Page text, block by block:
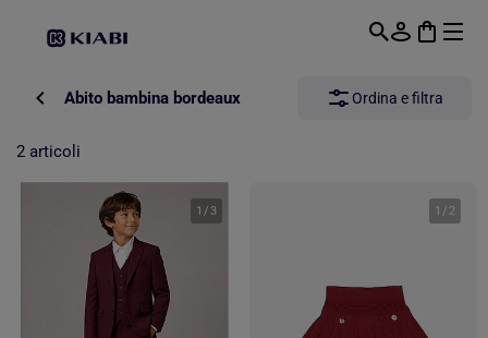
Abito bambina bordeaux Ordina e filtra
2 articoli
1 /3 1 / 2